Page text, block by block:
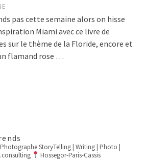
pas cette semaine alors on hisse
Miami avec ce livre de
sur le thème de la Floride, encore et
flamand rose …
StoryTelling | Writing | Photo |
Hossegor-Paris-Cassis